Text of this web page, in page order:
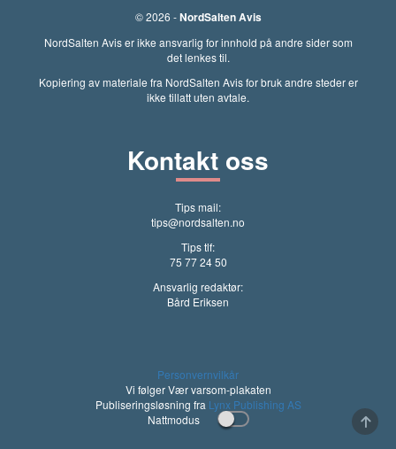
© 2026 -NordSalten Avis
NordSalten Avis er ikke ansvarlig for innhold på andre sider som
det lenkes til.
Kopiering av materiale fra NordSalten Avis for bruk andre steder er
ikke tillatt uten avtale.
Kontakt oss
Tips mail:
tips@nordsalten.no
Tips tlf:
75 77 24 50
Ansvarlig redaktør:
Bård Eriksen
Personvernvilkår
Vi følger Vær varsom-plakaten
Publiseringsløsning fra Lynx Publishing AS
Nattmodus